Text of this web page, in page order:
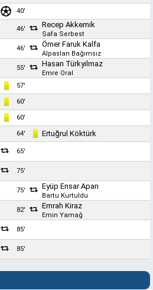
40'
46' Recep Akkemik
Safa Serbest
46'
Ömer Faruk Kalfa
Alpaslan Bağımsız
55'
Hasan Türkyılmaz
Emre Oral
57'
60'
60'
64'
Ertuğrul Köktürk
65'
75'
75' Eyüp Ensar Aparı
Bartu Kurtuldu
82'
Emrah Kiraz
Emin Yamağ
85'
85'